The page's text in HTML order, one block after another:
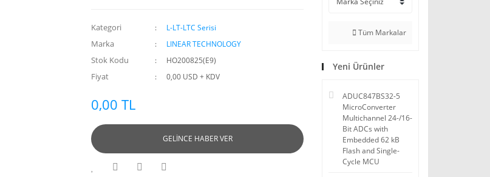
Kategori L-LT-LTC Serisi
Marka LINEAR TECHNOLOGY
Stok Kodu HO200825(E9)
Fiyat 0,00 USD + KDV
0,00 TL
GELİNCE HABER VER
Tüm Markalar
Yeni Ürünler
ADUC847BS32-5
MicroConverter
Multichannel 24-/16-
Bit ADCs with
Embedded 62 kB
Flash and Single-
Cycle MCU